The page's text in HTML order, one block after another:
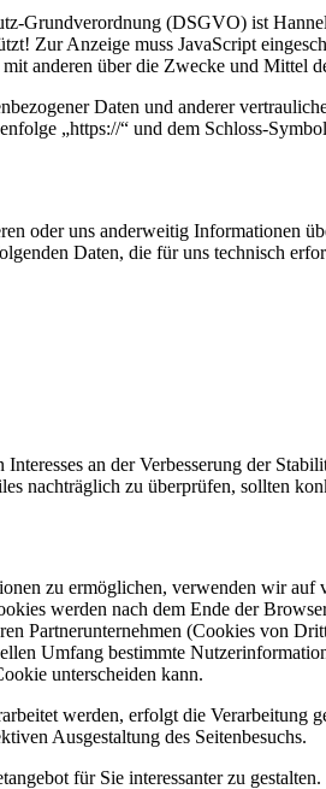
Grundverordnung (DSGVO) ist
Zur Anzeige muss JavaScript
anderen über die Zwecke und Mittel
Daten und anderer
„https://“ und dem Schloss-
oder uns anderweitig Informationen
Daten, die für uns technisch
an der Verbesserung der
nachträglich zu überprüfen, sollten
zu ermöglichen, verwenden wir
werden nach dem Ende der
Partnerunternehmen (Cookies von
Umfang bestimmte
unterscheiden kann.
werden, erfolgt die
Ausgestaltung des Seitenbesuchs.
für Sie interessanter zu